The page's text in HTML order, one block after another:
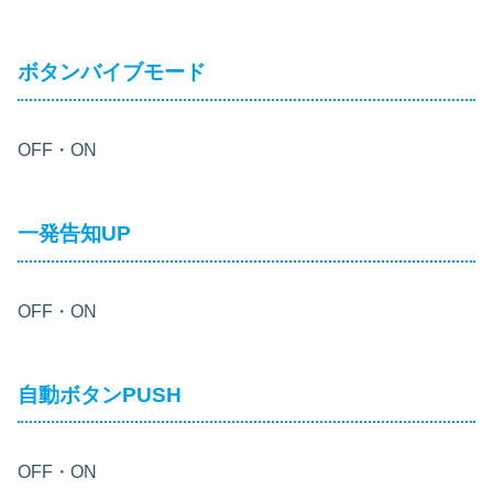
ボタンバイブモード
OFF・ON
一発告知UP
OFF・ON
自動ボタンPUSH
OFF・ON